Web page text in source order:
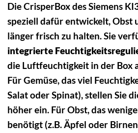
Die CrisperBox des Siemens
speziell dafür entwickelt, Obst
länger frisch zu halten. Sie
integrierte
die Luftfeuchtigkeit in der Box
Für Gemüse, das viel
Salat oder Spinat), stellen Sie
höher ein. Für Obst, das
benötigt (z.B. Äpfel oder